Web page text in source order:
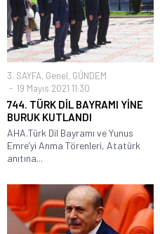
3. SAYFA, Genel, GÜNDEM
19 Mayıs 2021 11:30
744. TÜRK DİL BAYRAMI YİNE
BURUK KUTLANDI
AHA.Türk Dil Bayramı ve Yunus
Emre’yi Anma Törenleri, Atatürk
anıtına...